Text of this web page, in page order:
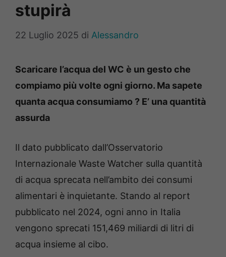
stupirà
22 Luglio 2025 di Alessandro
Scaricare l’acqua del WC è un gesto che
compiamo più volte ogni giorno. Ma sapete
quanta acqua consumiamo ? E’ una quantità
assurda
Il dato pubblicato dall’Osservatorio
Internazionale Waste Watcher sulla quantità
di acqua sprecata nell’ambito dei consumi
alimentari è inquietante. Stando al report
pubblicato nel 2024, ogni anno in Italia
vengono sprecati 151,469 miliardi di litri di
acqua insieme al cibo.